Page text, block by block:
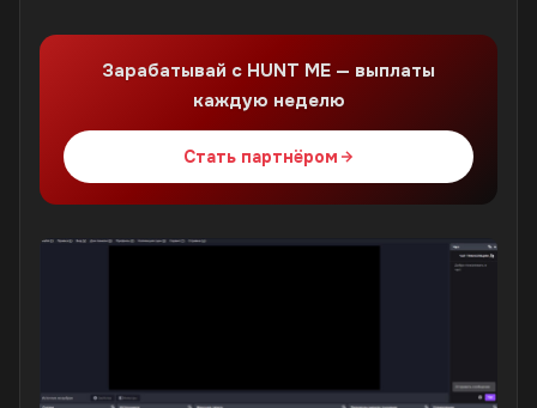
Зарабатывай с HUNT ME — выплаты
каждую неделю
Стать партнёром